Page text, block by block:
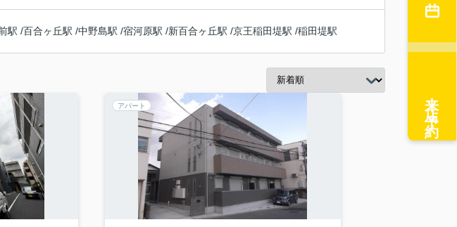
駅 /百合ヶ丘駅 /中野島駅 /宿河原駅 /新百合ヶ丘駅 /京王稲田堤駅 /稲田堤駅
アパート 来店予約